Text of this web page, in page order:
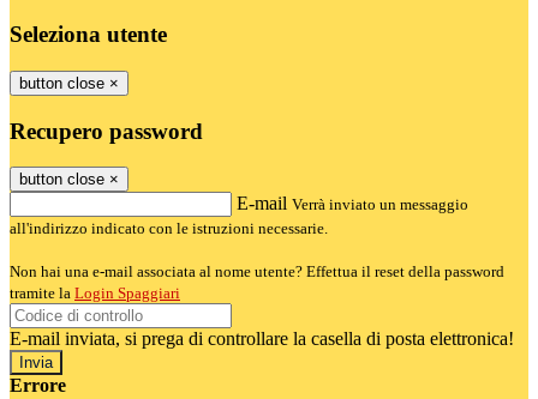
Seleziona utente
button close ×
Recupero password
button close ×
E-mail Verrà inviato un messaggio
all'indirizzo indicato con le istruzioni necessarie.
Non hai una e-mail associata al nome utente? Effettua il reset della password
tramite la Login Spaggiari
E-mail inviata, si prega di controllare la casella di posta elettronica!
Errore